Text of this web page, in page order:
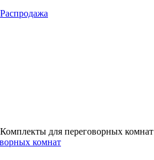
Распродажа
Комплекты для переговорных комнат
комнат